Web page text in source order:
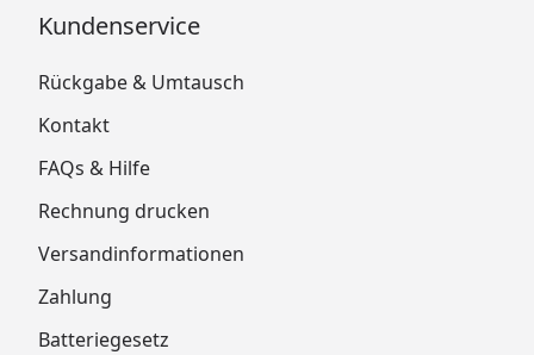
Kundenservice
Rückgabe & Umtausch
Kontakt
FAQs & Hilfe
Rechnung drucken
Versandinformationen
Zahlung
Batteriegesetz